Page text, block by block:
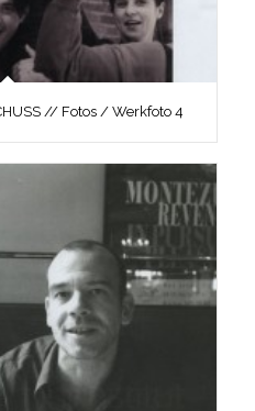
// Fotos / Werkfoto 4